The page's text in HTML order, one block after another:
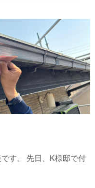
す。 先日、K様邸で付